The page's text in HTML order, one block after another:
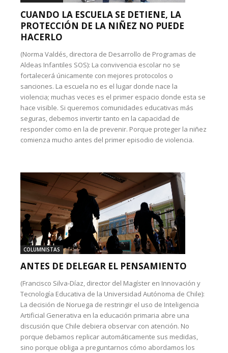
CUANDO LA ESCUELA SE DETIENE, LA
PROTECCIÓN DE LA NIÑEZ NO PUEDE
HACERLO
(Norma Valdés, directora de Desarrollo de Programas de
Aldeas Infantiles SOS): La convivencia escolar no se
fortalecerá únicamente con mejores protocolos o
sanciones. La escuela no es el lugar donde nace la
violencia; muchas veces es el primer espacio donde esta se
hace visible. Si queremos comunidades educativas más
seguras, debemos invertir tanto en la capacidad de
responder como en la de prevenir. Porque proteger la niñez
comienza mucho antes del primer episodio de violencia.
COLUMNISTAS
ANTES DE DELEGAR EL PENSAMIENTO
(Francisco Silva-Díaz, director del Magíster en Innovación y
Tecnología Educativa de la Universidad Autónoma de Chile):
La decisión de Noruega de restringir el uso de Inteligencia
Artificial Generativa en la educación primaria abre una
discusión que Chile debiera observar con atención. No
porque debamos replicar automáticamente sus medidas,
sino porque obliga a preguntarnos cómo abordamos los